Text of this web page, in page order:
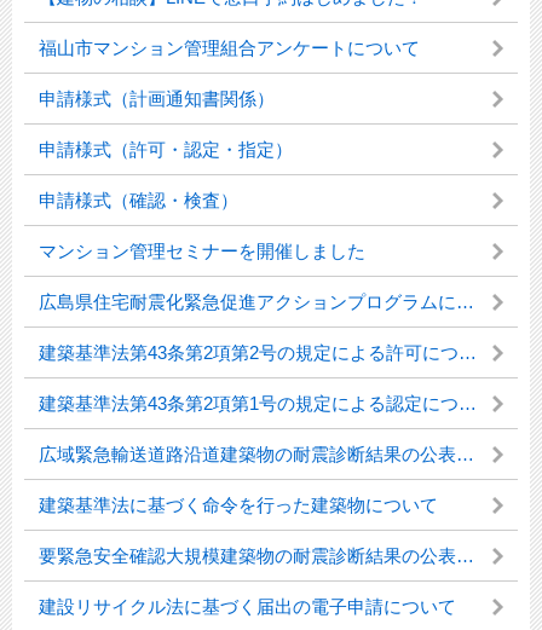
福山市マンション管理組合アンケートについて
申請様式（計画通知書関係）
申請様式（許可・認定・指定）
申請様式（確認・検査）
マンション管理セミナーを開催しました
広島県住宅耐震化緊急促進アクションプログラムについて
建築基準法第43条第2項第2号の規定による許可について
建築基準法第43条第2項第1号の規定による認定について
広域緊急輸送道路沿道建築物の耐震診断結果の公表について
建築基準法に基づく命令を行った建築物について
要緊急安全確認大規模建築物の耐震診断結果の公表について
建設リサイクル法に基づく届出の電子申請について